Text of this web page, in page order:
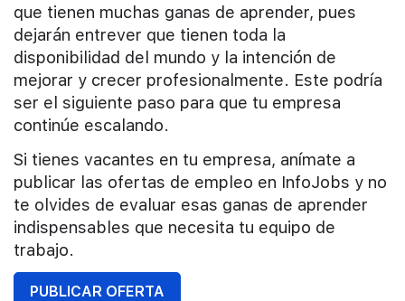
que tienen muchas ganas de aprender, pues
dejarán entrever que tienen toda la
disponibilidad del mundo y la intención de
mejorar y crecer profesionalmente. Este podría
ser el siguiente paso para que tu empresa
continúe escalando.
Si tienes vacantes en tu empresa, anímate a
publicar las ofertas de empleo en InfoJobs y no
te olvides de evaluar esas ganas de aprender
indispensables que necesita tu equipo de
trabajo.
PUBLICAR OFERTA